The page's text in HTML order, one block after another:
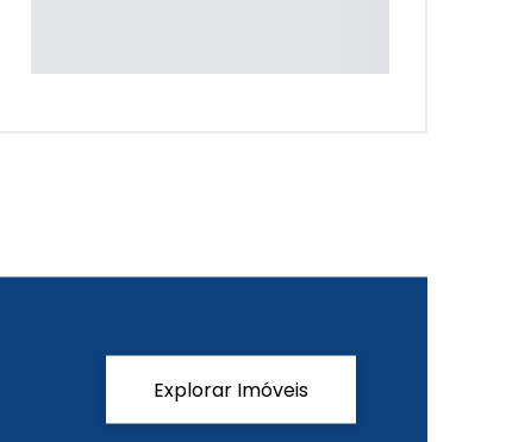
Explorar Imóveis